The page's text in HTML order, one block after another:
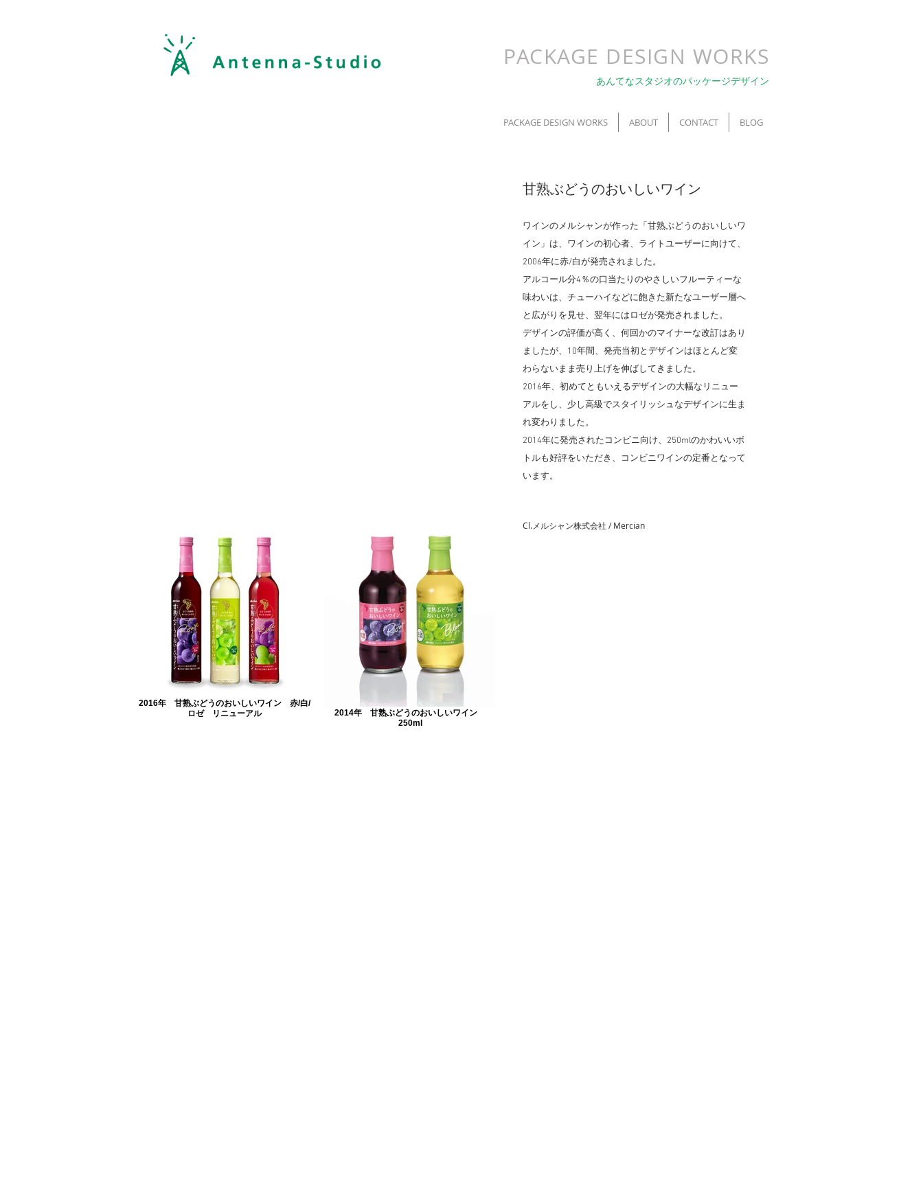
PACKAGE DESIGN WORKS
あんてなスタジオのパッケージデザイン
PACKAGE DESIGN WORKS ABOUT CONTACT BLOG
2016年 甘熟ぶどうのおいしいワイン 赤/白/
ロゼ リニューアル
2014年 甘熟ぶどうのおいしいワイン
250ml
甘熟ぶどうのおいしいワイン
ワインのメルシャンが作った「甘熟ぶどうのおいしいワ
イン」は、ワインの初心者、ライトユーザーに向けて、
2006年に赤/白が発売されました。
アルコール分4％の口当たりのやさしいフルーティーな
味わいは、チューハイなどに飽きた新たなユーザー層へ
と広がりを見せ、翌年にはロゼが発売されました。
デザインの評価が高く、何回かのマイナーな改訂はあり
ましたが、10年間、発売当初とデザインはほとんど変
わらないまま売り上げを伸ばしてきました。
2016年、初めてともいえるデザインの大幅なリニュー
アルをし、少し高級でスタイリッシュなデザインに生ま
れ変わりました。
2014年に発売されたコンビニ向け、250mlのかわいいボ
トルも好評をいただき、コンビニワインの定番となって
います。
Cl.メルシャン株式会社 / Mercian